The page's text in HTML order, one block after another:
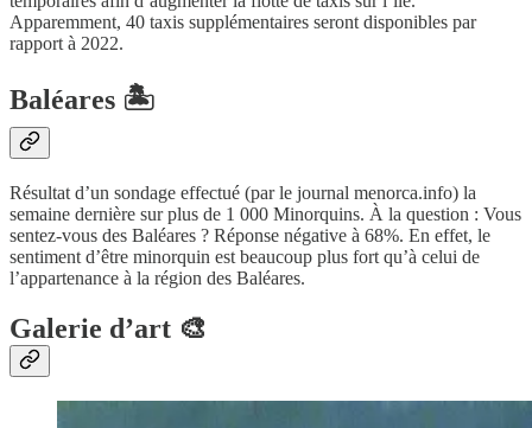
Apparemment, 40 taxis supplémentaires seront disponibles par
rapport à 2022.
Baléares 🏝
Résultat d’un sondage effectué (par le journal menorca.info) la
semaine dernière sur plus de 1 000 Minorquins. À la question : Vous
sentez-vous des Baléares ? Réponse négative à 68%. En effet, le
sentiment d’être minorquin est beaucoup plus fort qu’à celui de
l’appartenance à la région des Baléares.
Galerie d’art 🎨